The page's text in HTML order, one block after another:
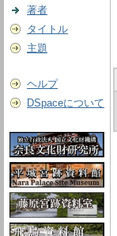
著者
タイトル
主題
ヘルプ
DSpaceについて